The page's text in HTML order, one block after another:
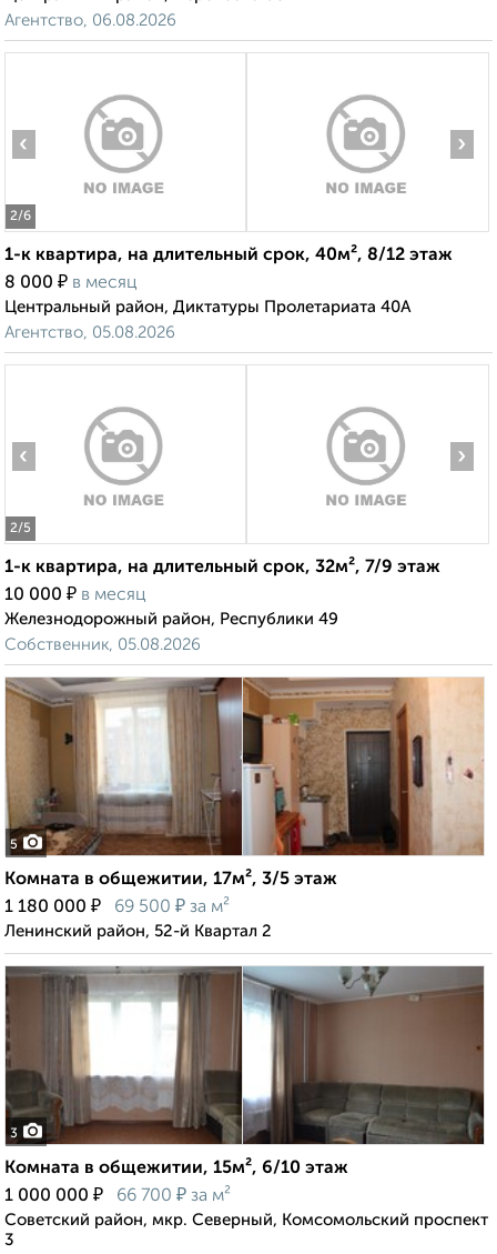
Агентство, 06.08.2026
2/6
‹ ›
1-к квартира, на длительный срок, 40м², 8/12 этаж
8 000 ₽ в месяц
Центральный район, Диктатуры Пролетариата 40А
Агентство, 05.08.2026
2/5
‹ ›
1-к квартира, на длительный срок, 32м², 7/9 этаж
10 000 ₽ в месяц
Железнодорожный район, Республики 49
Собственник, 05.08.2026
5
Комната в общежитии, 17м², 3/5 этаж
1 180 000 ₽ 69 500 ₽ за м²
Ленинский район, 52-й Квартал 2
3
Комната в общежитии, 15м², 6/10 этаж
1 000 000 ₽ 66 700 ₽ за м²
Советский район, мкр. Северный, Комсомольский проспект
3